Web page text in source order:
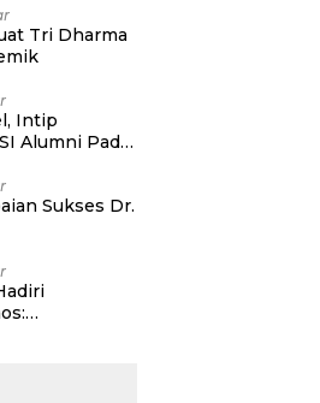
Tri Dharma
Intip
Alumni Padel
Sukses Dr.